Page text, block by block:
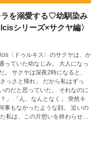
を溺愛する♡幼馴染み
シリーズ×サクヤ編〉
〈ドゥルキス〉のサクヤは、か
た幼なじみ。 大人になっ
と、
思っていた。 それなのに
なかったような顔。 近いの
私は、この片想いを終わらせよ